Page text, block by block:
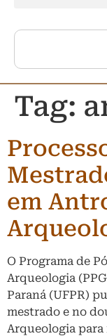
Tag:
em
O Programa de
Arqueologia
Paraná (UFPR)
mestrado e no
Arqueologia